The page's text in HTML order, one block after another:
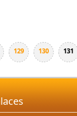
129 130 131